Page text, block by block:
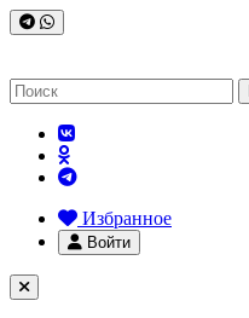
Избранное
Войти